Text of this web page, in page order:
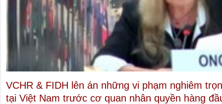
VCHR & FIDH lên án những vi phạm nghiêm
tại Việt Nam trước cơ quan nhân quyền hàng